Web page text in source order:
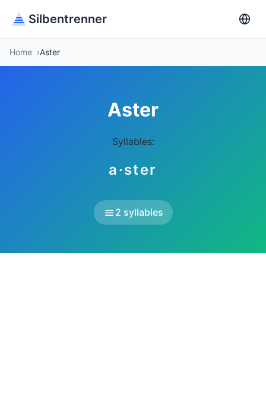
Silbentrenner
Home Aster
Aster
Syllables:
a·ster
2 syllables